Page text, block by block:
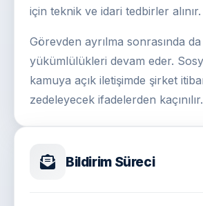
için teknik ve idari tedbirler alınır.
Görevden ayrılma sonrasında
yükümlülükleri devam eder.
kamuya açık iletişimde şirket
zedeleyecek ifadelerden kaçınılır.
Bildirim Süreci